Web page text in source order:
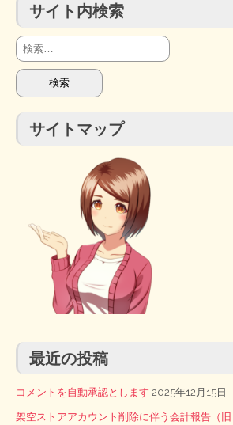
サイト内検索
検
索:
サイトマップ
最近の投稿
コメントを自動承認とします 2025年12月15日
架空ストアアカウント削除に伴う会計報告（